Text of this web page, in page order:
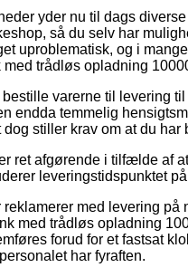
yder nu til dags
så du selv har
uproblematisk, og i
trådløs opladning
varerne til levering
endda temmelig
dog stiller krav om at du
ret afgørende i tilfælde af
leveringstidspunktet
reklamerer med levering
med trådløs opladning
forud for et fastsat
har fyraften.